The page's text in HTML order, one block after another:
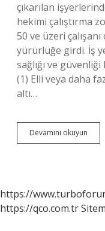
çıkarılan
hekimi çalıştırma
50 ve üzeri
yürürlüğe girdi. İş
sağlığı ve
(1) Elli veya daha
altı…
Devamını okuyun
Az
https://
https://qco.com.tr